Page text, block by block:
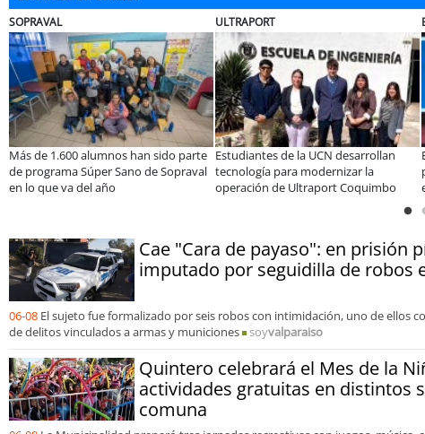
público-
Araucanía:
para
Claves para comprar
electrodomésticos durante el Black
Sale
A dos años de la Ley
especialistas
consolidar un
Cae "Cara de payaso": en prisión
imputado por seguidilla de robos
06-08 El sujeto fue formalizado por seis robos con intimidación, uno de ellos
de delitos vinculados a armas y municiones
soyvalparaiso
Quintero celebrará el Mes de la
actividades gratuitas en distintos
comuna